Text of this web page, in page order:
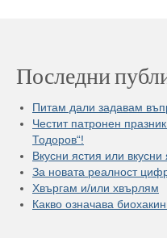
Последни
Питам дали задавам
Честит патронен
Тодоров“!
Вкусни ястия или вкусни
За новата реалност
Хвъргам и/или хвърлям
Какво означава